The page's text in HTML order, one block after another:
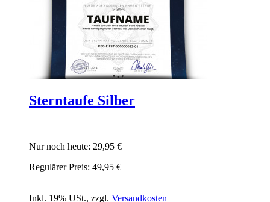
Sterntaufe Silber
Nur noch heute: 29,95 €
Regulärer Preis: 49,95 €
Inkl. 19% USt., zzgl. Versandkosten